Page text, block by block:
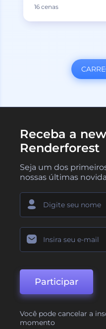
16 cenas
Receba a
Renderforest
Seja um dos
nossas últimas
Participar
Você pode cancelar a
momento